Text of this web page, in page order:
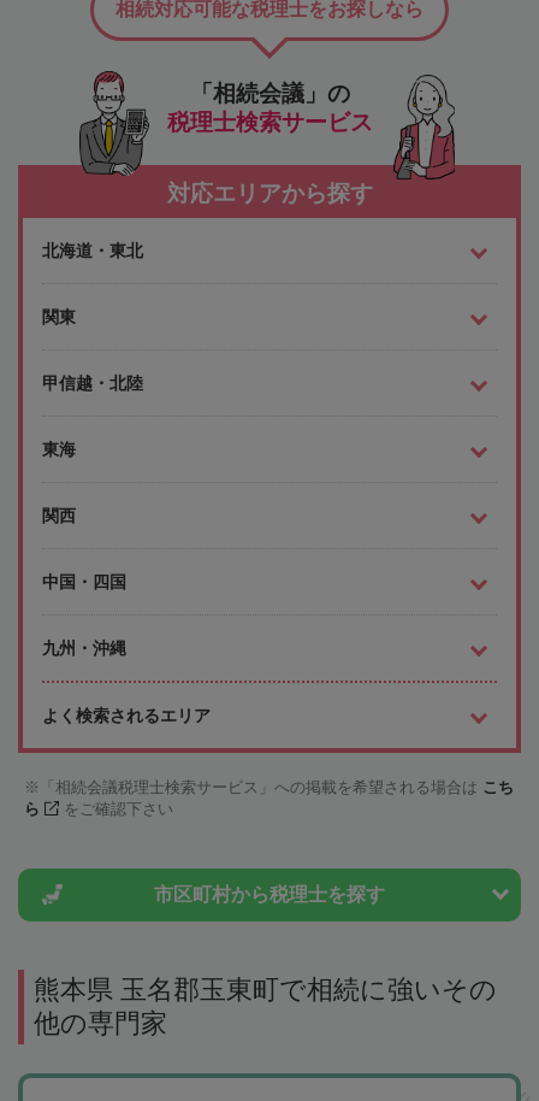
「相続会議」の
税理士検索サービス
相続対応可能な税理士をお探しなら
対応エリアから探す
北海道・東北
関東
甲信越・北陸
東海
関西
中国・四国
九州・沖縄
よく検索されるエリア
「相続会議税理士検索サービス」への掲載を希望される場合は こち
ら
をご確認下さい
市区町村から税理士を探す
熊本県 玉名郡玉東町で相続に強いその
他の専門家